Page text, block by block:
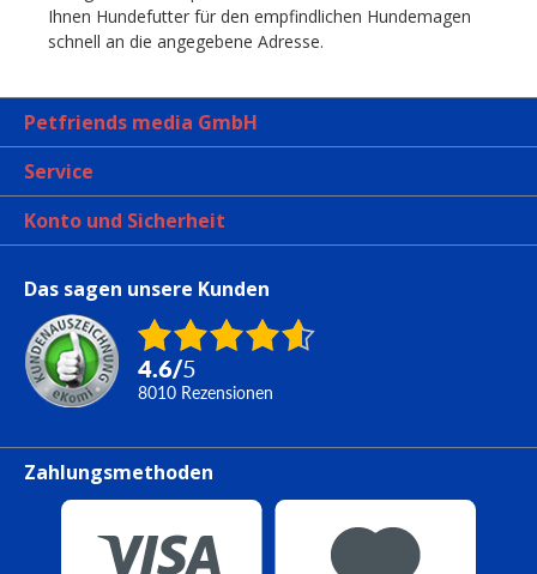
Ihnen Hundefutter für den empfindlichen Hundemagen
schnell an die angegebene Adresse.
Petfriends media GmbH
Service
Konto und Sicherheit
Das sagen unsere Kunden
4.6/5
8010 Rezensionen
Zahlungsmethoden